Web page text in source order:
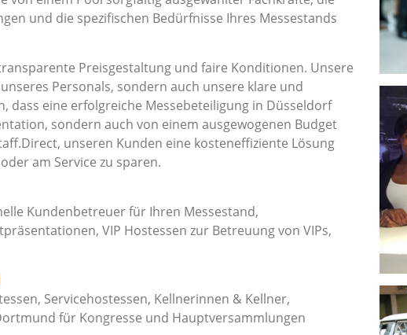
und die spezifischen Bedürfnisse Ihres Messestands
Preisgestaltung und faire Konditionen. Unsere
Personals, sondern auch unsere klare und
dass eine erfolgreiche Messebeteiligung in Düsseldorf
sondern auch von einem ausgewogenen Budget
unseren Kunden eine kosteneffiziente Lösung
am Service zu sparen.
Kundenbetreuer für Ihren Messestand,
VIP Hostessen zur Betreuung von VIPs,
Servicehostessen, Kellnerinnen & Kellner,
für Kongresse und Hauptversammlungen